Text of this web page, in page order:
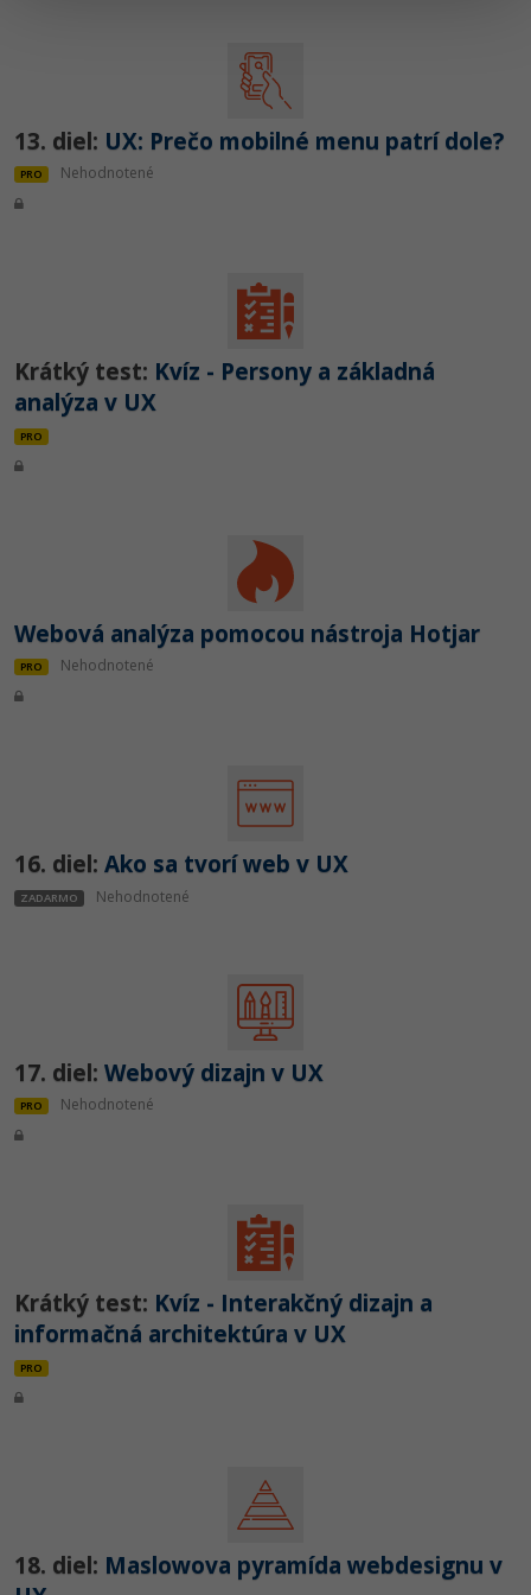
13. diel: UX: Prečo mobilné menu patrí dole?
PRO Nehodnotené
Krátký test: Kvíz - Persony a základná
analýza v UX
PRO
Webová analýza pomocou nástroja Hotjar
PRO Nehodnotené
16. diel: Ako sa tvorí web v UX
ZADARMO Nehodnotené
17. diel: Webový dizajn v UX
PRO Nehodnotené
Krátký test: Kvíz - Interakčný dizajn a
informačná architektúra v UX
PRO
18. diel: Maslowova pyramída webdesignu v